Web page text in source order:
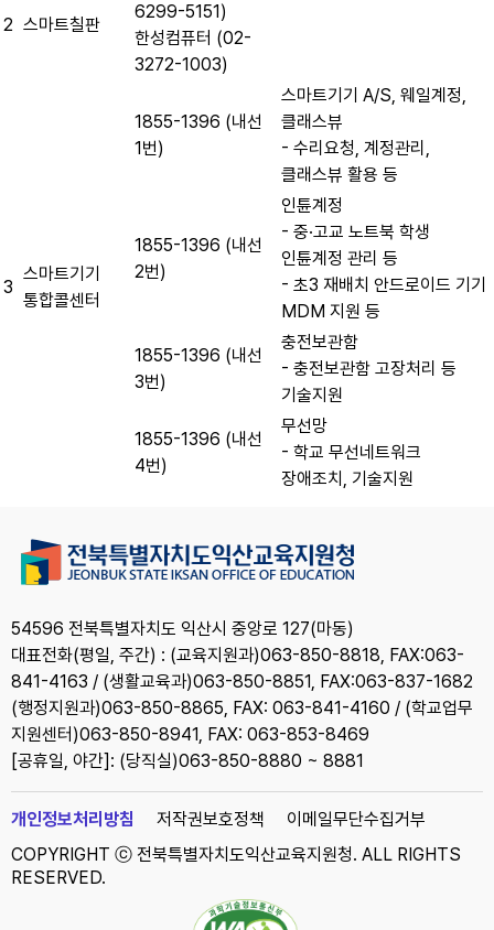
2 스마트칠판
6299-5151)
한성컴퓨터 (02-
3272-1003)
3
스마트기기
통합콜센터
1855-1396 (내선
1번)
스마트기기 A/S, 웨일계정,
클래스뷰
- 수리요청, 계정관리,
클래스뷰 활용 등
1855-1396 (내선
2번)
인튠계정
- 중·고교 노트북 학생
인튠계정 관리 등
- 초3 재배치 안드로이드 기기
MDM 지원 등
1855-1396 (내선
3번)
충전보관함
- 충전보관함 고장처리 등
기술지원
1855-1396 (내선
4번)
무선망
- 학교 무선네트워크
장애조치, 기술지원
54596 전북특별자치도 익산시 중앙로 127(마동)
대표전화(평일, 주간) : (교육지원과)063-850-8818, FAX:063-
841-4163 / (생활교육과)063-850-8851, FAX:063-837-1682
(행정지원과)063-850-8865, FAX: 063-841-4160 / (학교업무
지원센터)063-850-8941, FAX: 063-853-8469
[공휴일, 야간]: (당직실)063-850-8880 ~ 8881
개인정보처리방침 저작권보호정책
이메일무단수집거부
COPYRIGHT ⓒ 전북특별자치도익산교육지원청. ALL RIGHTS
RESERVED.